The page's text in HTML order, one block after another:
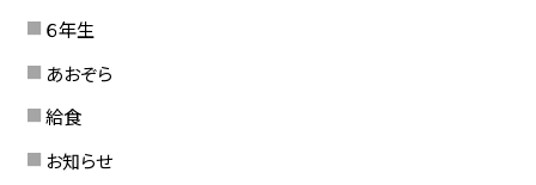
６年生
あおぞら
給食
お知らせ